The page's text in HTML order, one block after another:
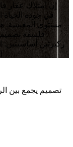
إن امتلاك عقار
في جودة الحياة
مستوى المعيشة.
ركيزتين أساسيتين:
تصميم يجمع بين